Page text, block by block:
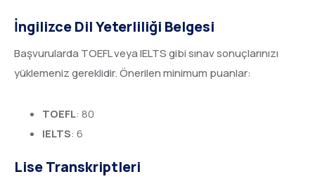
İngilizce Dil Yeterliliği Belgesi
Başvurularda TOEFL veya IELTS gibi sınav sonuçlarınızı
yüklemeniz gereklidir. Önerilen minimum puanlar:
TOEFL: 80
IELTS: 6
Lise Transkriptleri